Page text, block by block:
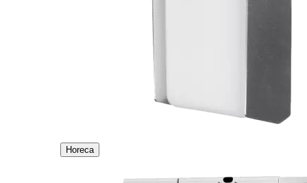
Horeca